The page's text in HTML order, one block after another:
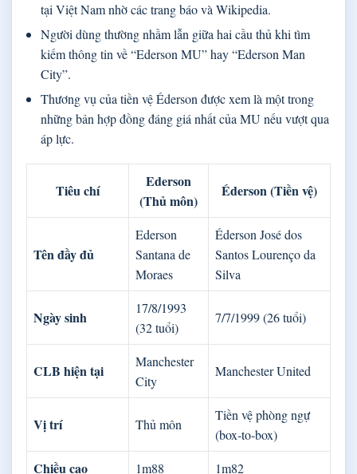
tại Việt Nam nhờ các trang báo và Wikipedia.
Người dùng thường nhầm lẫn giữa hai cầu thủ khi tìm
kiếm thông tin về “Ederson MU” hay “Ederson Man
City”.
Thương vụ của tiền vệ Éderson được xem là một trong
những bản hợp đồng đáng giá nhất của MU nếu vượt qua
áp lực.
Tiêu chí
Ederson
(Thủ môn)
Éderson (Tiền vệ)
Tên đầy đủ
Ederson
Santana de
Moraes
Éderson José dos
Santos Lourenço da
Silva
Ngày sinh
17/8/1993
(32 tuổi)
7/7/1999 (26 tuổi)
CLB hiện tại
Manchester
City
Manchester United
Vị trí Thủ môn
Tiền vệ phòng ngự
(box‑to‑box)
Chiều cao 1m88 1m82